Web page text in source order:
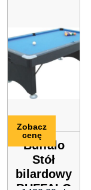
Buffalo
Stół
bilardowy
Zobacz
cenę